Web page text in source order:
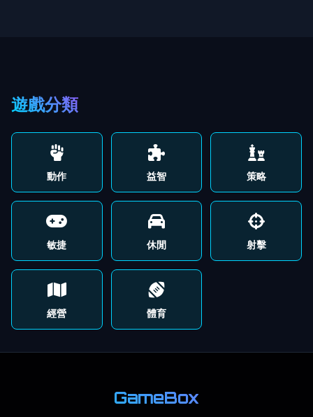
遊戲分類
動作 益智 策略
敏捷 休閒 射擊
經營 體育
GameBox